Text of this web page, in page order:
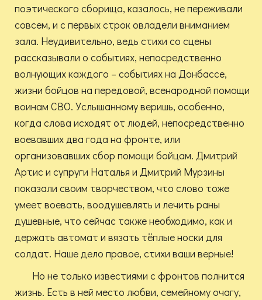
поэтического сборища, казалось, не переживали
совсем, и с первых строк овладели вниманием
зала. Неудивительно, ведь стихи со сцены
рассказывали о событиях, непосредственно
волнующих каждого – событиях на Донбассе,
жизни бойцов на передовой, всенародной помощи
воинам СВО. Услышанному веришь, особенно,
когда слова исходят от людей, непосредственно
воевавших два года на фронте, или
организовавших сбор помощи бойцам. Дмитрий
Артис и супруги Наталья и Дмитрий Мурзины
показали своим творчеством, что слово тоже
умеет воевать, воодушевлять и лечить раны
душевные, что сейчас также необходимо, как и
держать автомат и вязать тёплые носки для
солдат. Наше дело правое, стихи ваши верные!
Но не только известиями с фронтов полнится
жизнь. Есть в ней место любви, семейному очагу,